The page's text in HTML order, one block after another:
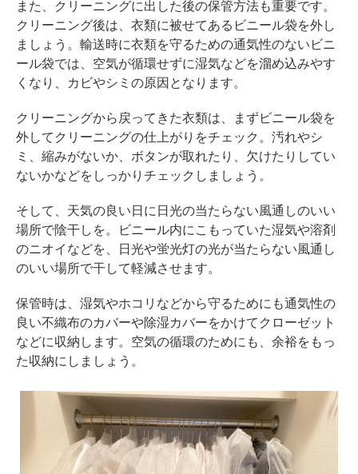
また、クリーニングに出した後の保管方法も重要です。
クリーニング後は、衣類に被せてあるビニール袋を外し
ましょう。輸送時に衣類を守るための通気性のないビニ
ール袋では、空気が循環せずに湿気などを溜め込みやす
くなり、カビやシミの原因となります。
クリーニングから戻ってきた衣類は、まずビニール袋を
外してクリーニングの仕上がりをチェック。汚れやシ
ミ、縮みがないか、ボタンが取れたり、欠けたりしてい
ないかなどをしっかりチェックしましょう。
そして、天気の良い日に日光の当たらない風通しのいい
場所で陰干しを。ビニール内にこもっていた湿気や溶剤
のニオイなどを、日光や蛍光灯の光が当たらない風通し
のいい場所で干して軽減させます。
保管時は、湿気やホコリなどから守るためにも通気性の
良い不織布のカバーや除湿カバーをかけてクローゼット
などに収納します。空気の循環のためにも、余裕をもっ
た収納にしましょう。